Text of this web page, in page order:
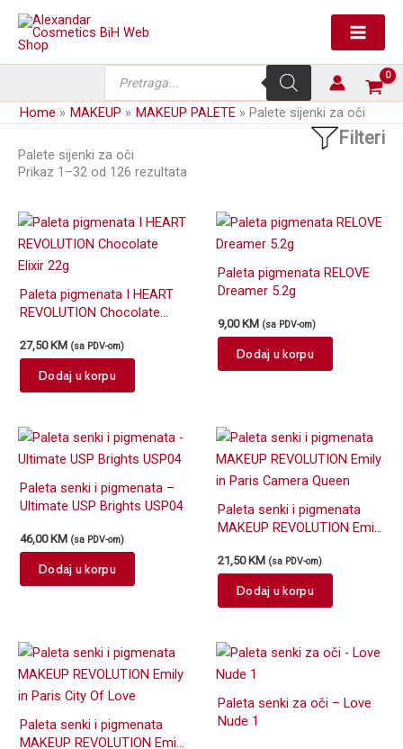
Skip
content
search
Home MAKEUP MAKEUP PALETE Palete sijenki za oči
Palete sijenki za oči
Filteri
Prikaz 1–32 od 126 rezultata
Paleta pigmenata I HEART
REVOLUTION Chocolate
27,50KM (sa PDV-om)
Dodaj u korpu
Paleta pigmenata RELOVE
Dreamer 5.2g
9,00KM (sa PDV-om)
Dodaj u korpu
Paleta senki i pigmenata –
Ultimate USP Brights USP04
46,00 KM (sa PDV-om)
Dodaj u korpu
Paleta senki i pigmenata
MAKEUP REVOLUTION Emily
21,50 KM (sa PDV-om)
Dodaj u korpu
Paleta senki i pigmenata
MAKEUP REVOLUTION Emily
Paleta senki za oči – Love
Nude 1